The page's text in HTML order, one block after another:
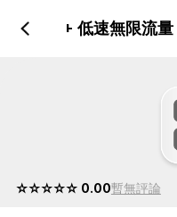
日3GB + 低速無限流量
☆☆☆☆☆ 0.00暫無評論